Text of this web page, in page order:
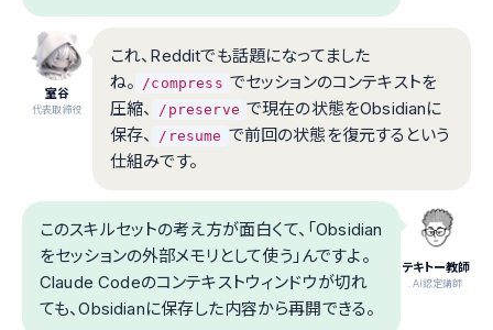
室谷
代表取締役
これ、Redditでも話題になってました
ね。 /compress でセッションのコンテキストを
圧縮、
/preserve で現在の状態をObsidianに
保存、
/resume で前回の状態を復元するという
仕組みです。
テキトー教師
.AI認定講師
このスキルセットの考え方が面白くて、「Obsidian
をセッションの外部メモリとして使う」んですよ。
Claude Codeのコンテキストウィンドウが切れ
ても、Obsidianに保存した内容から再開できる。